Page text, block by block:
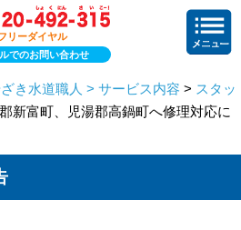
リーダイヤル
でのお問い合わせ
き水道職人 > サービス内容 > スタッ
新富町、児湯郡高鍋町へ修理対応に